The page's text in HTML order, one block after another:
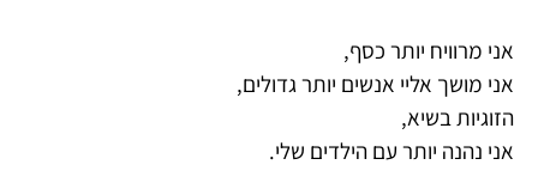
אני מרוויח יותר כסף,
אני מושך אליי אנשים יותר גדולים,
הזוגיות בשיא,
אני נהנה יותר עם הילדים שלי.